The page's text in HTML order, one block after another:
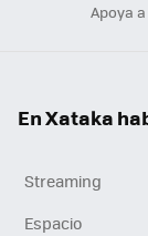
Apoya
En Xataka
Streaming
Espacio